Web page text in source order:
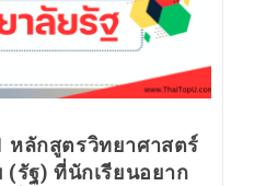
หลักสูตรวิทยาศาสตร์
รัฐ) ที่นักเรียนอยาก